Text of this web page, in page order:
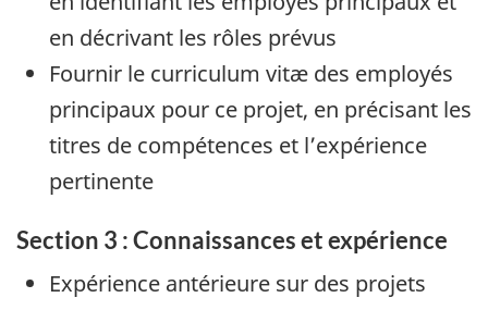
en décrivant les rôles prévus
Fournir le curriculum vitæ des employés
principaux pour ce projet, en précisant les
titres de compétences et l’expérience
pertinente
Section 3 : Connaissances et expérience
Expérience antérieure sur des projets